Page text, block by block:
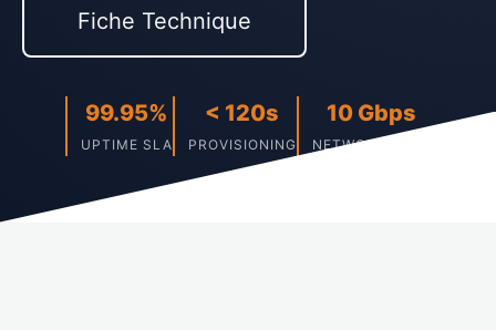
Fiche Technique
99.95%
UPTIME SLA
< 120s
PROVISIONING
10 Gbps
NETWORK PORT